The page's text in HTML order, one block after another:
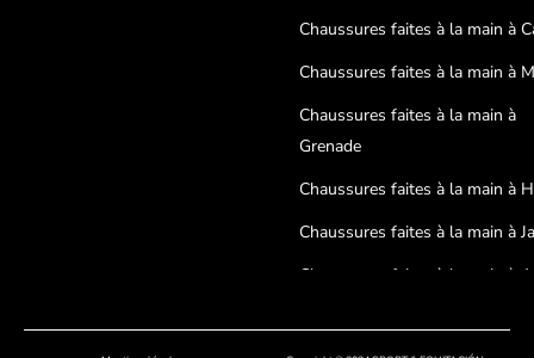
Chaussures faites à la main à
Chaussures faites à la main à
Chaussures faites à la main à
Grenade
Chaussures faites à la main à
Chaussures faites à la main à
Chaussures faites à la main à